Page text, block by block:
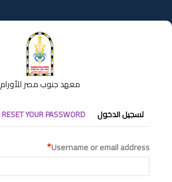
إلى
المحتوى
معهد جنوب مصر للأورام
التبويبات
الأساسية
تسجيل الدخول RESET YOUR PASSWORD
Username or email address